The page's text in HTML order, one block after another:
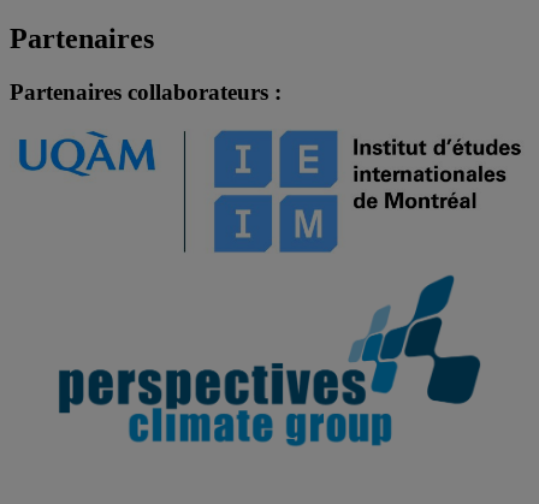
Partenaires
Partenaires collaborateurs :